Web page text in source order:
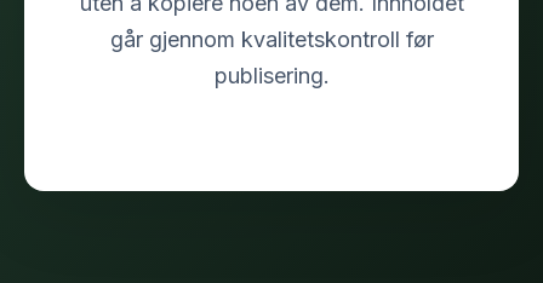
går gjennom kvalitetskontroll før
publisering.